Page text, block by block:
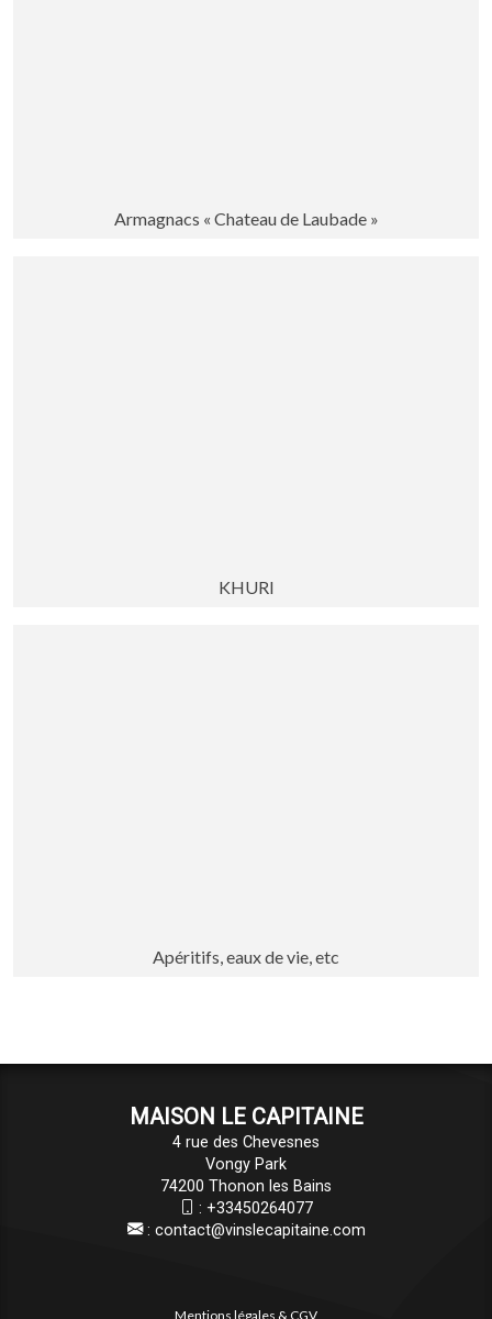
Armagnacs « Chateau de Laubade »
KHURI
Apéritifs, eaux de vie, etc
MAISON LE CAPITAINE
4 rue des Chevesnes
Vongy Park
74200 Thonon les Bains
: +33450264077
: contact@vinslecapitaine.com
Mentions légales & CGV